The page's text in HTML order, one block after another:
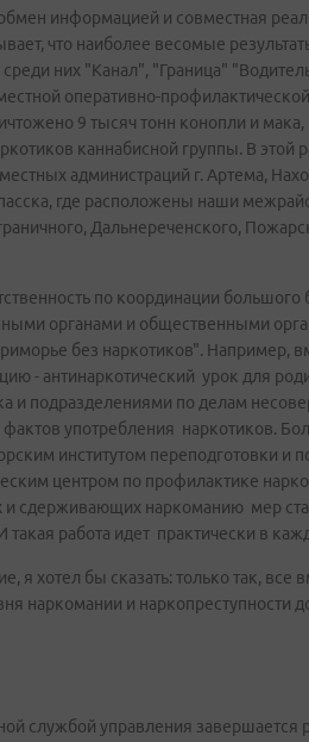
информацией и совместная
что наиболее весомые
них "Канал", "Граница"
оперативно-
9 тысяч тонн конопли и
каннабисной группы. В
администраций г. Артема,
где расположены наши
Дальнереченского,
по координации
органами и общественными
без наркотиков". Например,
- антинаркотический урок для
и подразделениями по делам
употребления наркотиков.
институтом переподготовки и
центром по профилактике
и сдерживающих наркоманию мер
такая работа идет практически в
я хотел бы сказать: только так,
наркомании и наркопреступности
службой управления завершается